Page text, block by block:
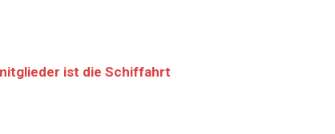
ist die Schiffahrt